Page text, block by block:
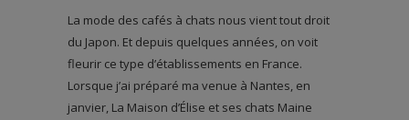
La mode des cafés à chats nous vient tout droit
du Japon. Et depuis quelques années, on voit
fleurir ce type d’établissements en France.
Lorsque j’ai préparé ma venue à Nantes, en
janvier, La Maison d’Élise et ses chats Maine